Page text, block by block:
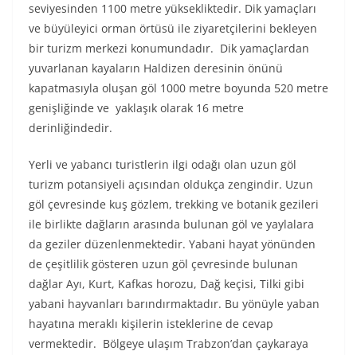
seviyesinden 1100 metre yüksekliktedir. Dik yamaçları
ve büyüleyici orman örtüsü ile ziyaretçilerini bekleyen
bir turizm merkezi konumundadır. Dik yamaçlardan
yuvarlanan kayaların Haldizen deresinin önünü
kapatmasıyla oluşan göl 1000 metre boyunda 520 metre
genişliğinde ve yaklaşık olarak 16 metre
derinliğindedir.
Yerli ve yabancı turistlerin ilgi odağı olan uzun göl
turizm potansiyeli açısından oldukça zengindir. Uzun
göl çevresinde kuş gözlem, trekking ve botanik gezileri
ile birlikte dağların arasında bulunan göl ve yaylalara
da geziler düzenlenmektedir. Yabani hayat yönünden
de çeşitlilik gösteren uzun göl çevresinde bulunan
dağlar Ayı, Kurt, Kafkas horozu, Dağ keçisi, Tilki gibi
yabani hayvanları barındırmaktadır. Bu yönüyle yaban
hayatına meraklı kişilerin isteklerine de cevap
vermektedir. Bölgeye ulaşım Trabzon’dan çaykaraya